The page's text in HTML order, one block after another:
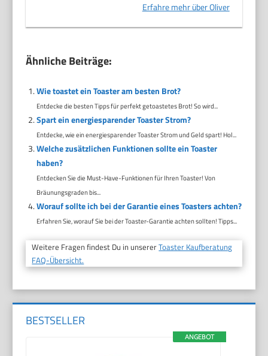
Erfahre mehr über Oliver
Ähnliche Beiträge:
Wie toastet ein Toaster am besten Brot?
Entdecke die besten Tipps für perfekt getoastetes Brot! So wird...
Spart ein energiesparender Toaster Strom?
Entdecke, wie ein energiesparender Toaster Strom und Geld spart! Hol...
Welche zusätzlichen Funktionen sollte ein Toaster
haben?
Entdecken Sie die Must-Have-Funktionen für Ihren Toaster! Von
Bräunungsgraden bis...
Worauf sollte ich bei der Garantie eines Toasters achten?
Erfahren Sie, worauf Sie bei der Toaster-Garantie achten sollten! Tipps...
Weitere Fragen findest Du in unsererToaster Kaufberatung
FAQ-Übersicht.
BESTSELLER
ANGEBOT